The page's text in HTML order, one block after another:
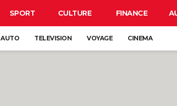
SPORT CULTURE FINANCE
AUTO TELEVISION VOYAGE CINEMA